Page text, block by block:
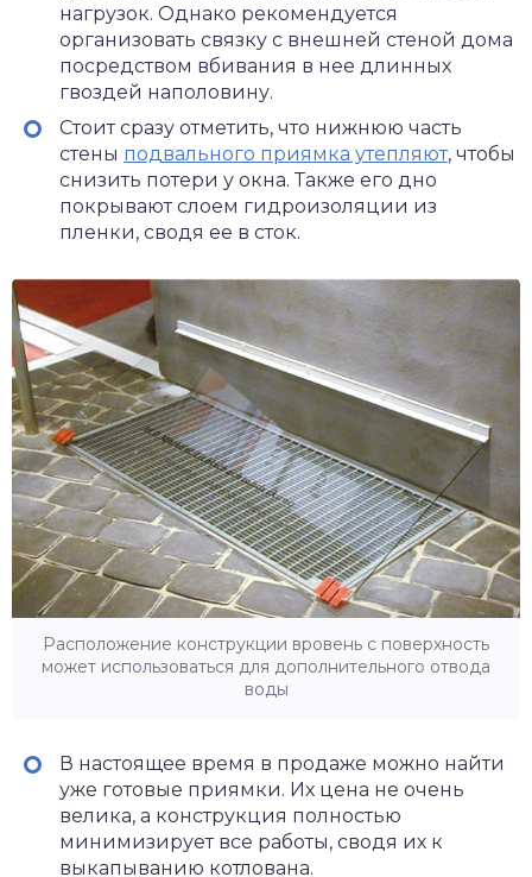
нагрузок. Однако рекомендуется
организовать связку с внешней стеной дома
посредством вбивания в нее длинных
гвоздей наполовину.
Стоит сразу отметить, что нижнюю часть
стены подвального приямка утепляют, чтобы
снизить потери у окна. Также его дно
покрывают слоем гидроизоляции из
пленки, сводя ее в сток.
Расположение конструкции вровень с поверхность
может использоваться для дополнительного отвода
воды
В настоящее время в продаже можно найти
уже готовые приямки. Их цена не очень
велика, а конструкция полностью
минимизирует все работы, сводя их к
выкапыванию котлована.